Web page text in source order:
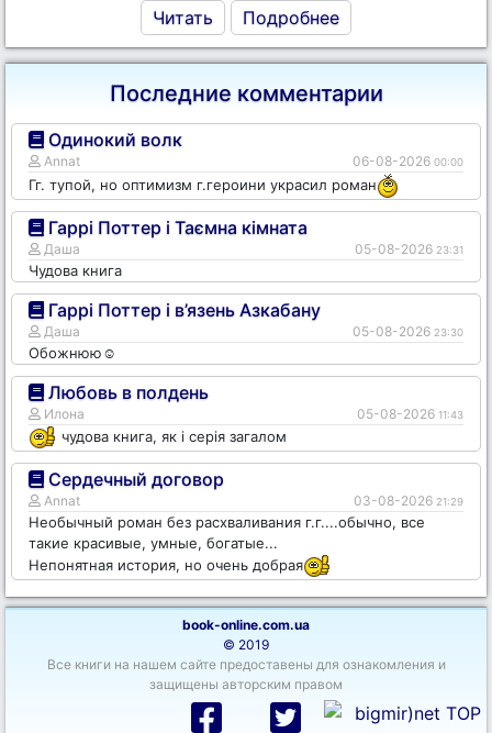
Читать Подробнее
Последние комментарии
Одинокий волк
Annat 06-08-2026 00:00
Гг. тупой, но оптимизм г.героини украсил роман
Гаррі Поттер і Таємна кімната
Даша 05-08-2026 23:31
Чудова книга
Гаррі Поттер і в’язень Азкабану
Даша 05-08-2026 23:30
Обожнюю☺️
Любовь в полдень
Илона 05-08-2026 11:43
чудова книга, як і серія загалом
Сердечный договор
Annat 03-08-2026 21:29
Необычный роман без расхваливания г.г....обычно, все
такие красивые, умные, богатые...
Непонятная история, но очень добрая
book-online.com.ua
© 2019
Все книги на нашем сайте предоставены для ознакомления и
защищены авторским правом